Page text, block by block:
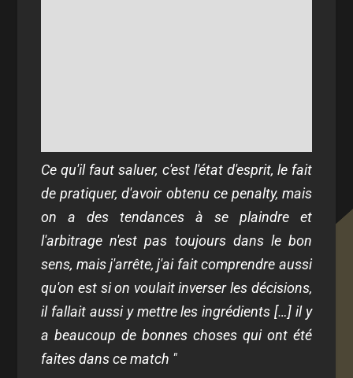
Ce qu'il faut saluer, c'est l'état d'esprit, le fait
de pratiquer, d'avoir obtenu ce penalty, mais
on a des tendances à se plaindre et
l'arbitrage n'est pas toujours dans le bon
sens, mais j'arrête, j'ai fait comprendre aussi
qu'on est si on voulait inverser les décisions,
il fallait aussi y mettre les ingrédients […] il y
a beaucoup de bonnes choses qui ont été
faites dans ce match "